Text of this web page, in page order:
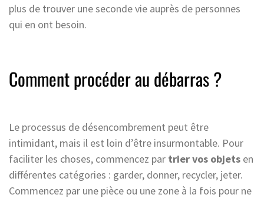
plus de trouver une seconde vie auprès de personnes
qui en ont besoin.
Comment procéder au débarras ?
Le processus de désencombrement peut être
intimidant, mais il est loin d’être insurmontable. Pour
faciliter les choses, commencez par trier vos objets en
différentes catégories : garder, donner, recycler, jeter.
Commencez par une pièce ou une zone à la fois pour ne